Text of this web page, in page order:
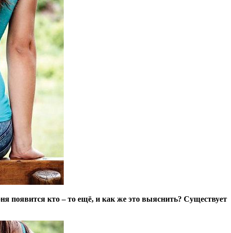
появится кто – то ещё, и как же это выяснить? Существует